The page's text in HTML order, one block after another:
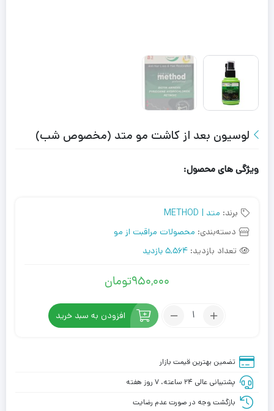
لوسیون بعد از کاشت مو متد (مخصوص شب)
ویژگی های محصول:
برند: متد | METHOD
دسته‌بندی: محصولات مراقبت از مو
تعداد بازدید: 5,564 بازدید
950,000تومان
تعداد:
کاشت
مو
متد
افزودن به سبد خرید
تضمین بهترین قیمت بازار
پشتیبانی عالی ۲۴ ساعته، ۷ روز هفته
بازگشت وجه در صورت عدم رضایت